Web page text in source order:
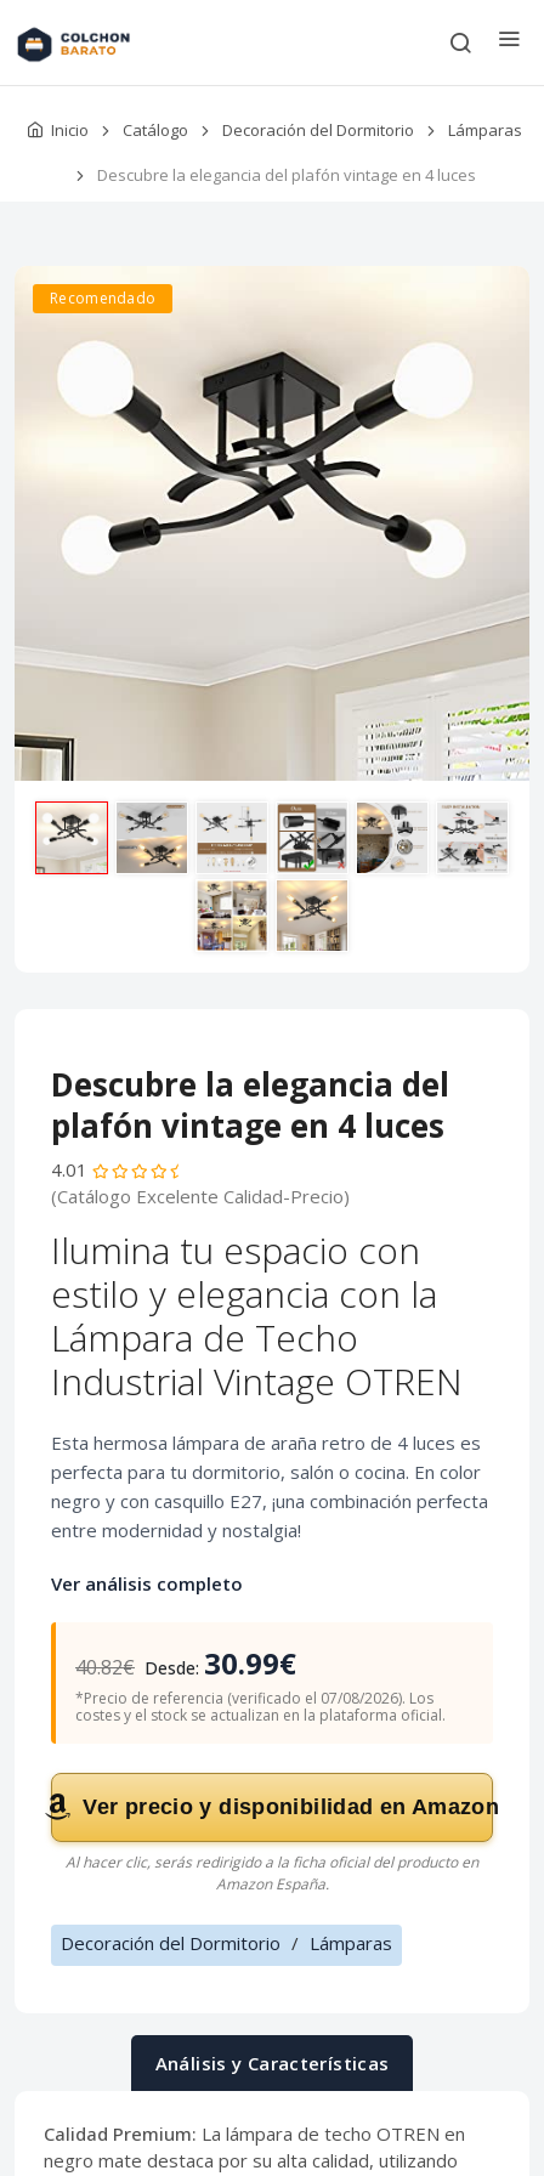
Inicio Catálogo Decoración del Dormitorio Lámparas
Descubre la elegancia del plafón vintage en 4 luces
Recomendado
Descubre la elegancia del
plafón vintage en 4 luces
4.01
(Catálogo Excelente Calidad-Precio)
Ilumina tu espacio con
estilo y elegancia con la
Lámpara de Techo
Industrial Vintage OTREN
Esta hermosa lámpara de araña retro de 4 luces es
perfecta para tu dormitorio, salón o cocina. En color
negro y con casquillo E27, ¡una combinación perfecta
entre modernidad y nostalgia!
Ver análisis completo
40.82€ Desde: 30.99€
*Precio de referencia (verificado el 07/08/2026). Los
costes y el stock se actualizan en la plataforma oficial.
Ver precio y disponibilidad en Amazon
Al hacer clic, serás redirigido a la ficha oficial del producto en
Amazon España.
Decoración del Dormitorio / Lámparas
Análisis y Características
Calidad Premium: La lámpara de techo OTREN en
negro mate destaca por su alta calidad, utilizando